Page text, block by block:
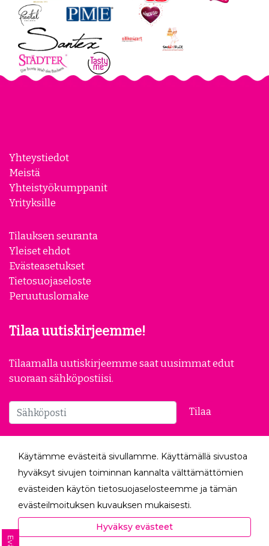
Yhteystiedot
Meistä
Yhteistyökumppanit
Yrityksille
Tilauksen seuranta
Yleiset ehdot
Evästeasetukset
Tietosuojaseloste
Peruutuslomake
Tilaa uutiskirjeemme!
Tilaamalla uutiskirjeemme saat uusimmat edut
suoraan sähköpostiisi.
Tilaa
Seuraa meitä
Käytämme evästeitä sivullamme. Käyttämällä sivustoa
hyväksyt sivujen toiminnan kannalta välttämättömien
evästeiden käytön tietosuojaselosteemme ja tämän
evästeilmoituksen kuvauksen mukaisesti.
Hyväksyessäsi analytiikka- ja markkinointievästeet
autat meitä mittaamaan ja analysoimaan
Hyväksy evästeet